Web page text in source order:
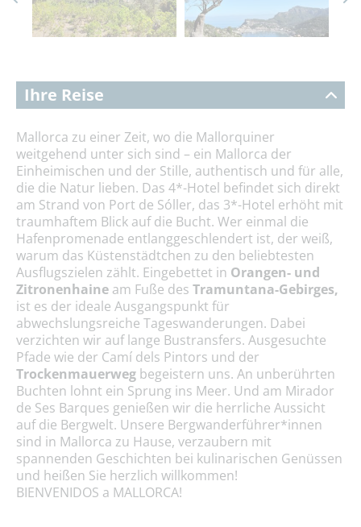
Ihre Reise
Mallorca zu einer Zeit, wo die Mallorquiner
weitgehend unter sich sind – ein Mallorca der
Einheimischen und der Stille, authentisch und für alle,
die die Natur lieben. Das 4*-Hotel befindet sich direkt
am Strand von Port de Sóller, das 3*-Hotel erhöht mit
traumhaftem Blick auf die Bucht. Wer einmal die
Hafenpromenade entlanggeschlendert ist, der weiß,
warum das Küstenstädtchen zu den beliebtesten
Ausflugszielen zählt. Eingebettet in Orangen- und
Zitronenhaine am Fuße des Tramuntana-Gebirges,
ist es der ideale Ausgangspunkt für
abwechslungsreiche Tageswanderungen. Dabei
verzichten wir auf lange Bustransfers. Ausgesuchte
Pfade wie der Camí dels Pintors und der
Trockenmauerweg begeistern uns. An unberührten
Buchten lohnt ein Sprung ins Meer. Und am Mirador
de Ses Barques genießen wir die herrliche Aussicht
auf die Bergwelt. Unsere Bergwanderführer*innen
sind in Mallorca zu Hause, verzaubern mit
spannenden Geschichten bei kulinarischen Genüssen
und heißen Sie herzlich willkommen!
BIENVENIDOS a MALLORCA!